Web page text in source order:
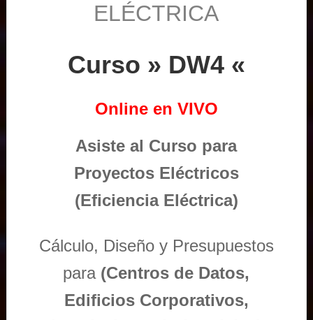
ELÉCTRICA
Curso » DW4 «
Online en VIVO
Asiste al Curso para
Proyectos Eléctricos
(Eficiencia Eléctrica)
Cálculo, Diseño y Presupuestos
para (Centros de Datos,
Edificios Corporativos,